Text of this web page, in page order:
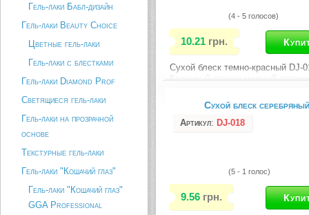
Гель-лаки Бабл-дизайн
Гель-лаки Beauty Choice
Цветные гель-лаки
Гель-лаки с блестками
Гель-лаки Diamond Prof
Светящиеся гель-лаки
Гель-лаки на прозрачной
основе
Текстурные гель-лаки
Гель-лаки "Кошачий глаз"
Гель-лаки "Кошачий глаз"
GGA Professional
(4 - 5 голосов)
10.21 грн.
Сухой блеск темно-красный DJ-
Красивый красно-медный
оригинальный сияющий
Хорошо сочетается с любыми
элементами декора, например
Описание товара
Сухой блеск
Артикул: DJ-018
(5 - 1 голос)
9.56 грн.